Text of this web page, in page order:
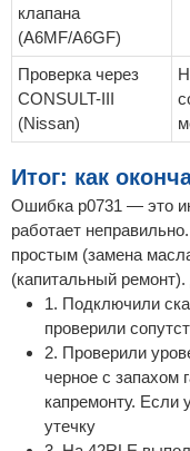
клапана
(A6MF/A6GF)
Проверка через
CONSULT-III
(Nissan)
Итог: как
Ошибка p0731 — это
работает
простым (замена
(капитальный
1. Подключили
проверили
2. Проверили
черное с запахом
капремонту. Если
утечку